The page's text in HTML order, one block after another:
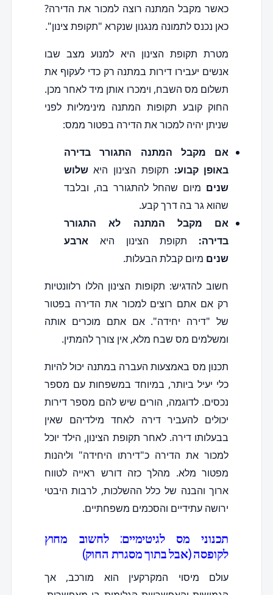
כאשר מקבל המתנה רוצה למכור את הדירה?
כאן נכנס לתמונה מנגנון שנקרא "תקופת צינון".
מטרת תקופת הצינון היא למנוע מצב שבו
אנשים יעבירו דירות במתנה רק כדי לעקוף את
תשלום מס השבח, וימכרו אותן מיד לאחר מכן.
החוק קובע תקופות המתנה מינימליות לפני
שניתן יהיה למכור את הדירה בפטור ממס:
אם מקבל המתנה התגורר בדירה
באופן קבוע: תקופת הצינון היאשלוש
שנים מיום שהחל להתגורר בה, ובלבד
שהוא גר בה דרך קבע.
אם מקבל המתנה לא התגורר
בדירה: תקופת הצינון היאארבע
שנים מיום קבלת הבעלות.
חשוב להדגיש: תקופות הצינון הללו רלוונטיות
רק אם אתם רוצים למכור את הדירה בפטור
של "דירה יחידה". אם אתם מוכרים אותה
ומשלמים מס שבח מלא, אין צורך להמתין.
תכנון מס באמצעות העברה במתנה יכול להיות
כלי יעיל ביותר, במיוחד במשפחות עם מספר
נכסים. לדוגמה, הורים שיש להם מספר דירות
יכולים להעביר דירה לאחד מילדיהם שאין
בבעלותו דירה. לאחר תקופת הצינון, הילד יוכל
למכור את הדירה כ"דירתו היחידה" וליהנות
מפטור מלא. מהלך כזה דורש ראייה לטווח
ארוך והבנה של כלל ההשלכות, לרבות היבטי
ירושה עתידיים והסכמים משפחתיים.
תכנוני מס לגיטימיים: לחשוב מחוץ
לקופסה (אבל בתוך מסגרת החוק)
עולם מיסוי המקרקעין הוא מורכב, אך